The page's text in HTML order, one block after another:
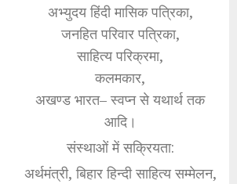
अभ्युदय हिंदी मासिक पत्रिका,
जनहित परिवार पत्रिका,
साहित्य परिक्रमा,
कलमकार,
अखण्ड भारत– स्वप्न से यथार्थ तक
आदि।
संस्थाओं में सक्रियता:
अर्थमंत्री, बिहार हिन्दी साहित्य सम्मेलन,